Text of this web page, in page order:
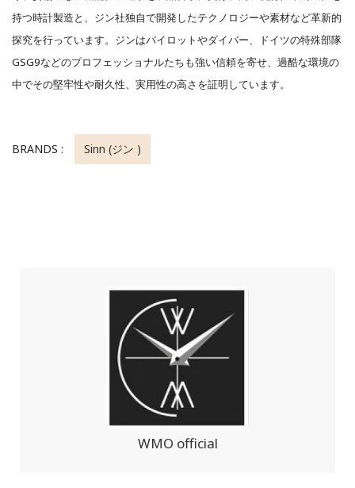
持つ時計製造と、ジン社独自で開発したテクノロジーや素材など革新的
探究を行っています。ジンはパイロットやダイバー、ドイツの特殊部隊
GSG9などのプロフェッショナルたちも強い信頼を寄せ、過酷な環境の
中でその堅牢性や耐久性、実用性の高さを証明しています。
BRANDS : Sinn (ジン )
WMO official